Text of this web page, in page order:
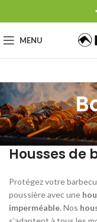
MENU
Housses de
Protégez votre
poussière avec une
imperméable. Nos